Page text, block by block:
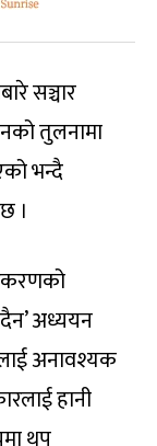
सञ्चार
तुलनामा
भन्दै
।
अध्ययन
अनावश्यक
हानी